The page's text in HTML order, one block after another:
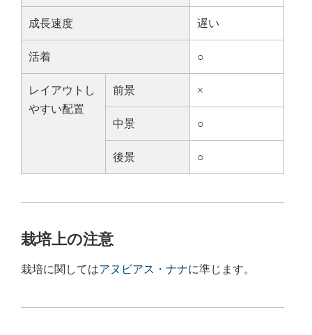
成長速度 遅い
活着 ○
レイアウトし
やすい配置
前景 ×
中景 ○
後景 ○
栽培上の注意
栽培に関してはアヌビアス・ナナに準じます。